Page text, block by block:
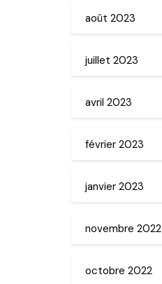
août 2023
juillet 2023
avril 2023
février 2023
janvier 2023
novembre 2022
octobre 2022